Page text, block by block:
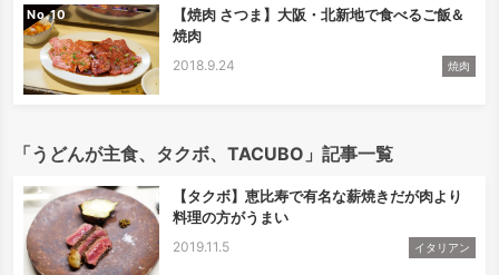
No.
【焼肉 さつま】大阪・北新地で食べるご飯＆
焼肉
2018.9.24 焼肉
「うどんが主食、タクボ、TACUBO」記事一覧
【タクボ】恵比寿で有名な薪焼きだが肉より
料理の方がうまい
2019.11.5 イタリアン